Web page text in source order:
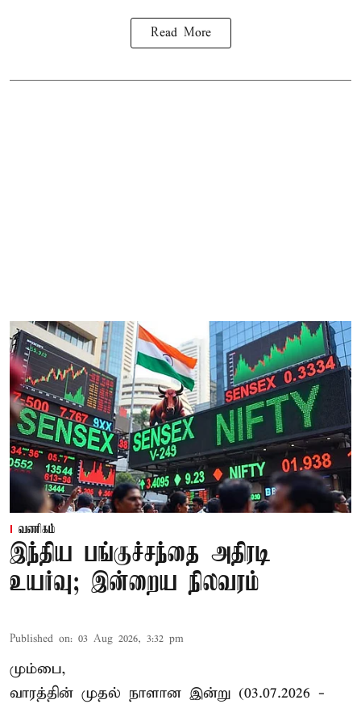
Read More
வணிகம்
இந்திய பங்குச்சந்தை அதிரடி
உயர்வு; இன்றைய நிலவரம்
Published on: 03 Aug 2026, 3:32 pm
மும்பை,
வாரத்தின் முதல் நாளான இன்று (03.07.2026 -